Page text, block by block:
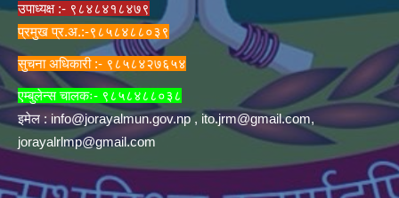
उपाध्यक्ष :- ९८४८४१८४७९
प्रमुख प्र.अ.:-९८५८४८८०३९
सुचना अधिकारी :- ९८५८४२७६५४
एम्बुलेन्स चालकः- ९८५८४८८०३८
इमेल : info@jorayalmun.gov.np, ito.jrm@gmail.com,
jorayalrlmp@gmail.com